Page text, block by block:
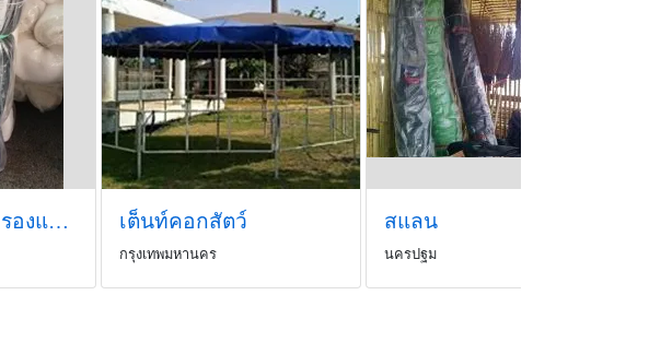
สแลน , ตาข่ายกรองแสง กว้าง 1 เมตร เต็นท์คอกสัตว์
กรุงเทพมหานคร
สแลน
นครปฐม